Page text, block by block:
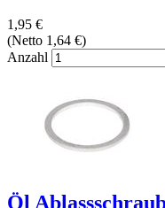
1,95 €
(Netto 1,64 €)
Anzahl
Öl